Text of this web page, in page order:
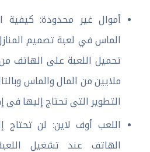
أموال غير محدودة: كيفية
الماس في لعبة تصميم
تحميل اللعبة على الهاتف
ملايين من المال والماس
التطوير التى تحتاج إليها فى
اللعب أوف لاين: لن تحتاج
الهاتف عند تشغيل